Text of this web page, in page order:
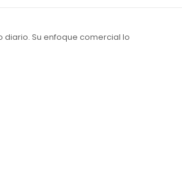
Su enfoque comercial lo